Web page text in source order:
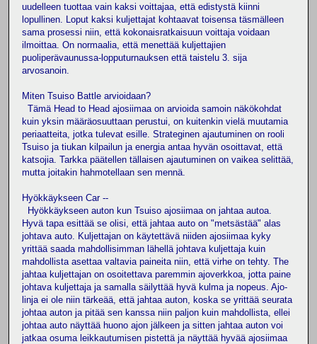
uudelleen tuottaa vain kaksi voittajaa, että edistystä kiinni
lopullinen. Loput kaksi kuljettajat kohtaavat toisensa täsmälleen
sama prosessi niin, että kokonaisratkaisuun voittaja voidaan
ilmoittaa. On normaalia, että menettää kuljettajien
puoliperävaunussa-lopputurnauksen että taistelu 3. sija
arvosanoin.
Miten Tsuiso Battle arvioidaan?
Tämä Head to Head ajosiimaa on arvioida samoin näkökohdat
kuin yksin määräosuuttaan perustui, on kuitenkin vielä muutamia
periaatteita, jotka tulevat esille. Strateginen ajautuminen on rooli
Tsuiso ja tiukan kilpailun ja energia antaa hyvän osoittavat, että
katsojia. Tarkka päätellen tällaisen ajautuminen on vaikea selittää,
mutta joitakin hahmotellaan sen mennä.
Hyökkäykseen Car --
Hyökkäykseen auton kun Tsuiso ajosiimaa on jahtaa autoa.
Hyvä tapa esittää se olisi, että jahtaa auto on "metsästää" alas
johtava auto. Kuljettajan on käytettävä niiden ajosiimaa kyky
yrittää saada mahdollisimman lähellä johtava kuljettaja kuin
mahdollista asettaa valtavia paineita niin, että virhe on tehty. The
jahtaa kuljettajan on osoitettava paremmin ajoverkkoa, jotta paine
johtava kuljettaja ja samalla säilyttää hyvä kulma ja nopeus. Ajo-
linja ei ole niin tärkeää, että jahtaa auton, koska se yrittää seurata
johtaa auton ja pitää sen kanssa niin paljon kuin mahdollista, ellei
johtaa auto näyttää huono ajon jälkeen ja sitten jahtaa auton voi
jatkaa osuma leikkautumisen pistettä ja näyttää hyvää ajosiimaa